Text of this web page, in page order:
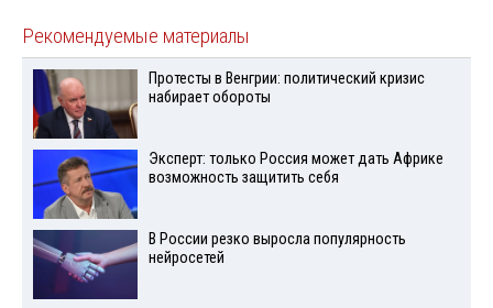
Рекомендуемые материалы
Протесты в Венгрии: политический кризис
набирает обороты
Эксперт: только Россия может дать Африке
возможность защитить себя
В России резко выросла популярность
нейросетей